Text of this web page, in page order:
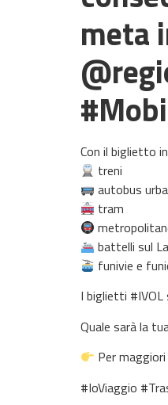
meta
Con il biglietto
treni
autobus
tram
battelli sul
funivie e
I biglietti #IVOL
Quale sarà la
Per
#IoViaggio